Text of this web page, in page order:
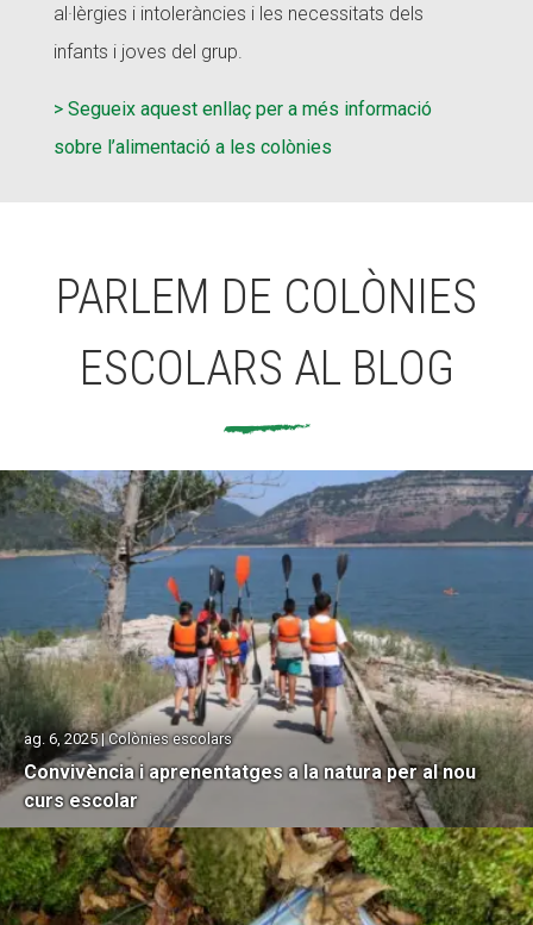
al·lèrgies i intoleràncies i les necessitats dels
infants i joves del grup.
> Segueix aquest enllaç per a més informació
sobre l’alimentació a les colònies
PARLEM DE COLÒNIES
ESCOLARS AL BLOG
Convivència i aprenentatges a la natura per al nou
curs escolar
ag. 6, 2025 | Colònies escolars